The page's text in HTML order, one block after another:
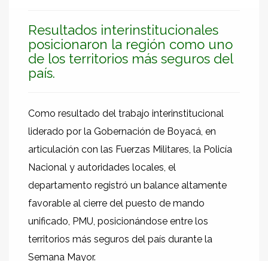
Resultados interinstitucionales
posicionaron la región como uno
de los territorios más seguros del
país.
Como resultado del trabajo interinstitucional
liderado por la Gobernación de Boyacá, en
articulación con las Fuerzas Militares, la Policía
Nacional y autoridades locales, el
departamento registró un balance altamente
favorable al cierre del puesto de mando
unificado, PMU, posicionándose entre los
territorios más seguros del país durante la
Semana Mayor.